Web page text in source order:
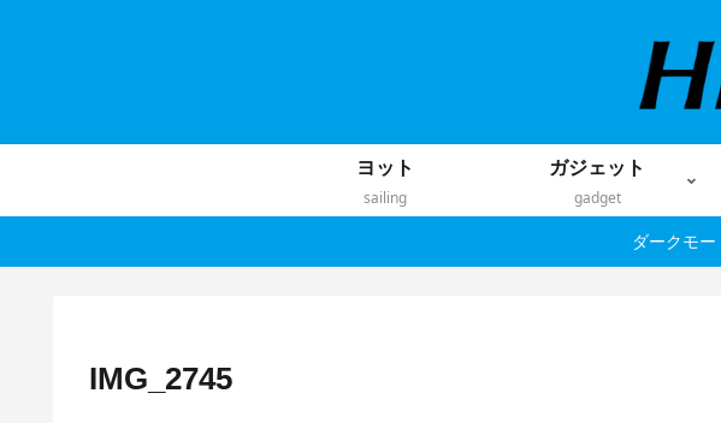
ヨット
sailing
ガジェット
gadget
ダークモー
IMG_2745